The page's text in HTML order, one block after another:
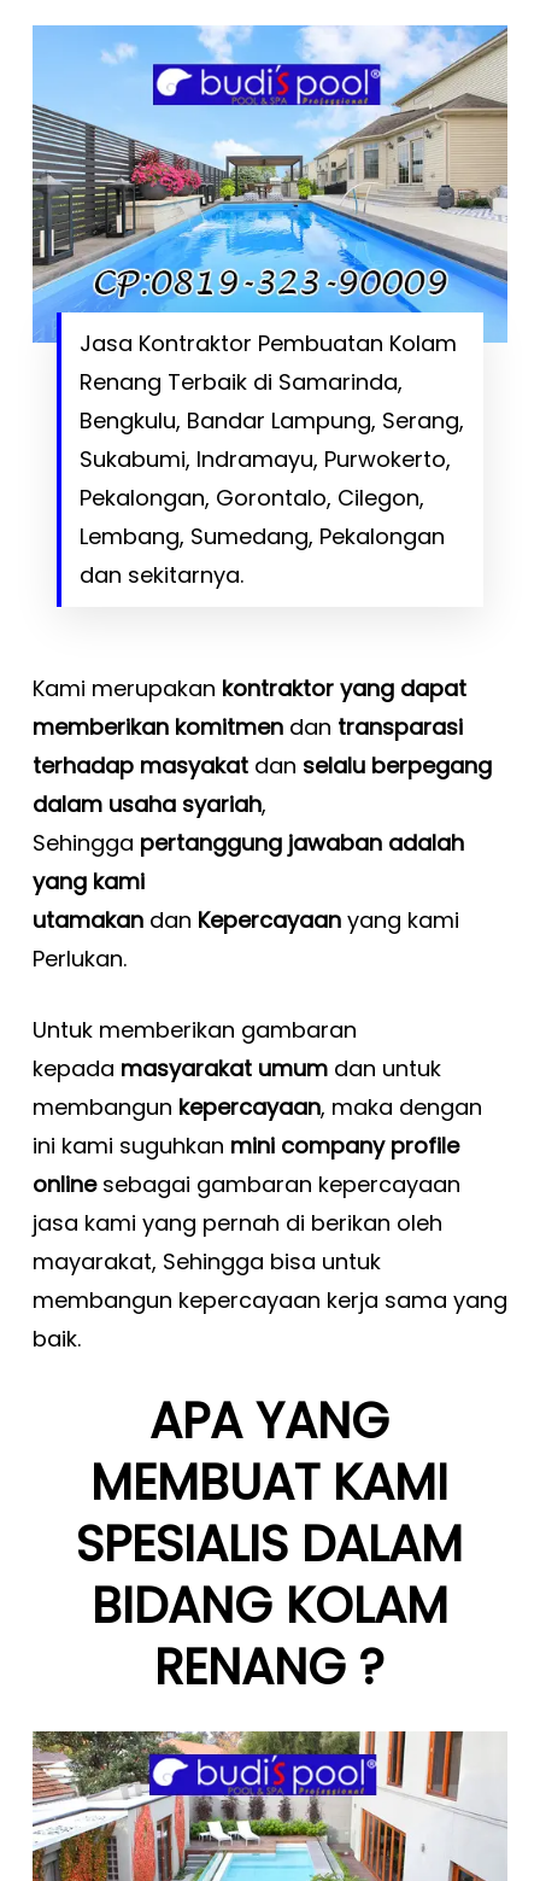
Jasa Kontraktor Pembuatan Kolam
Renang Terbaik di Samarinda,
Bengkulu, Bandar Lampung, Serang,
Sukabumi, Indramayu, Purwokerto,
Pekalongan, Gorontalo, Cilegon,
Lembang, Sumedang, Pekalongan
dan sekitarnya.
Kami merupakan kontraktor yang dapat
memberikan komitmendan transparasi
terhadap masyakatdan selalu berpegang
dalam usaha syariah,
Sehingga pertanggung jawaban adalah
yang kami
utamakandan Kepercayaanyang kami
Perlukan.
Untuk memberikan gambaran
kepada masyarakat umumdan untuk
membangun kepercayaan, maka dengan
ini kami suguhkan mini company profile
onlinesebagai gambaran kepercayaan
jasa kami yang pernah di berikan oleh
mayarakat, Sehingga bisa untuk
membangun kepercayaan kerja sama yang
baik.
APA YANG
MEMBUAT KAMI
SPESIALIS DALAM
BIDANG KOLAM
RENANG ?